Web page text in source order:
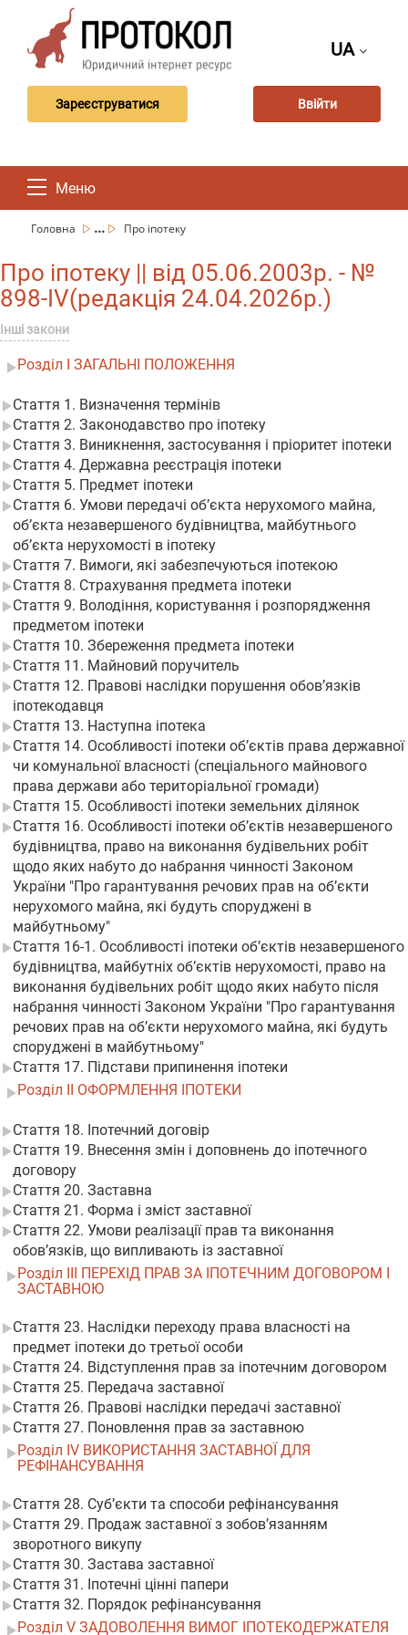
UA
Зареєструватися Ввійти
Меню
Головна ... Про іпотеку
Про іпотеку || від 05.06.2003р. - №
898-IV(редакція 24.04.2026р.)
Інші закони
Розділ I ЗАГАЛЬНІ ПОЛОЖЕННЯ
Стаття 1. Визначення термінів
Стаття 2. Законодавство про іпотеку
Стаття 3. Виникнення, застосування і пріоритет іпотеки
Стаття 4. Державна реєстрація іпотеки
Стаття 5. Предмет іпотеки
Стаття 6. Умови передачі об’єкта нерухомого майна,
об’єкта незавершеного будівництва, майбутнього
об’єкта нерухомості в іпотеку
Стаття 7. Вимоги, які забезпечуються іпотекою
Стаття 8. Страхування предмета іпотеки
Стаття 9. Володіння, користування і розпорядження
предметом іпотеки
Стаття 10. Збереження предмета іпотеки
Стаття 11. Майновий поручитель
Стаття 12. Правові наслідки порушення обов’язків
іпотекодавця
Стаття 13. Наступна іпотека
Стаття 14. Особливості іпотеки об’єктів права державної
чи комунальної власності (спеціального майнового
права держави або територіальної громади)
Стаття 15. Особливості іпотеки земельних ділянок
Стаття 16. Особливості іпотеки об’єктів незавершеного
будівництва, право на виконання будівельних робіт
щодо яких набуто до набрання чинності Законом
України "Про гарантування речових прав на об’єкти
нерухомого майна, які будуть споруджені в
майбутньому"
Стаття 16-1. Особливості іпотеки об’єктів незавершеного
будівництва, майбутніх об’єктів нерухомості, право на
виконання будівельних робіт щодо яких набуто після
набрання чинності Законом України "Про гарантування
речових прав на об’єкти нерухомого майна, які будуть
споруджені в майбутньому"
Стаття 17. Підстави припинення іпотеки
Розділ II ОФОРМЛЕННЯ ІПОТЕКИ
Стаття 18. Іпотечний договір
Стаття 19. Внесення змін і доповнень до іпотечного
договору
Стаття 20. Заставна
Стаття 21. Форма і зміст заставної
Стаття 22. Умови реалізації прав та виконання
обов’язків, що випливають із заставної
Розділ III ПЕРЕХІД ПРАВ ЗА ІПОТЕЧНИМ ДОГОВОРОМ І
ЗАСТАВНОЮ
Стаття 23. Наслідки переходу права власності на
предмет іпотеки до третьої особи
Стаття 24. Відступлення прав за іпотечним договором
Стаття 25. Передача заставної
Стаття 26. Правові наслідки передачі заставної
Стаття 27. Поновлення прав за заставною
Розділ IV ВИКОРИСТАННЯ ЗАСТАВНОЇ ДЛЯ
РЕФІНАНСУВАННЯ
Стаття 28. Суб’єкти та способи рефінансування
Стаття 29. Продаж заставної з зобов’язанням
зворотного викупу
Стаття 30. Застава заставної
Стаття 31. Іпотечні цінні папери
Стаття 32. Порядок рефінансування
Розділ V ЗАДОВОЛЕННЯ ВИМОГ ІПОТЕКОДЕРЖАТЕЛЯ